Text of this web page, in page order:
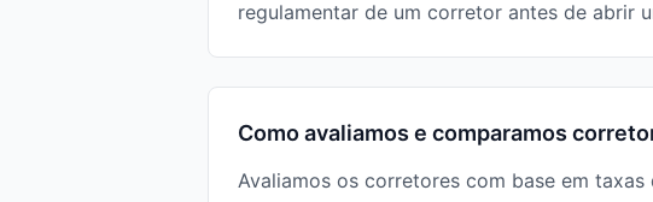
regulamentar de um corretor antes de abrir
Como avaliamos e comparamos
Avaliamos os corretores com base em